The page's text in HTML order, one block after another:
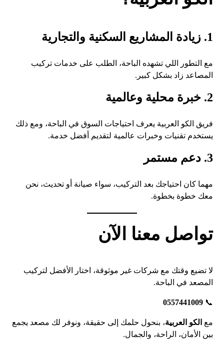
1. زيادة المشاريع السكنية والتجارية
مع التطور اللي تشهده الباحة، الطلب على خدمات تركيب
المصاعد زاد بشكل كبير.
2. خبرة محلية وعالمية
فريق الكو العربية يعرف احتياجات السوق في الباحة، ومع ذلك
يستخدم تقنيات وخبرات عالمية لتقديم أفضل خدمة.
3. دعم مستمر
مهما كان احتياجك بعد التركيب، سواء صيانة أو تحديث، نحن
معك خطوة بخطوة.
تواصل معنا الآن
لا تضيع وقتك مع شركات غير موثوقة، اختار الأفضل لتركيب
المصعد في الباحة.
📞
0557441009
مع الكو العربية، بنحول حلمك إلى حقيقة، ونوفر لك مصعد يجمع
بين الأمان، الراحة، والجمال.